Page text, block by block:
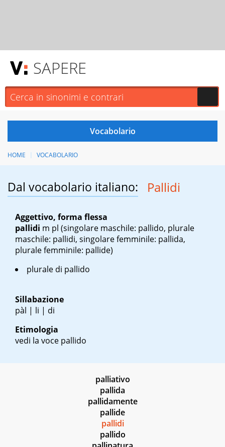
SAPERE
HOME VOCABOLARIO
Dal vocabolario italiano: Pallidi
Aggettivo, forma flessa
pallidi m pl (singolare maschile: pallido, plurale
maschile: pallidi, singolare femminile: pallida,
plurale femminile: pallide)
plurale di pallido
Sillabazione
pàl | li | di
Etimologia
vedi la voce pallido
palliativo
pallida
pallidamente
pallide
pallidi
pallido